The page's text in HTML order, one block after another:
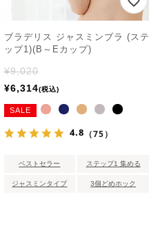
ブラデリス ジャスミンブラ (ステ
ップ1)(B～Eカップ)
¥9,020
¥6,314 税込
SALE
4.8 （75）
ベストセラー ステップ1 集める
ジャスミンタイプ 3個どめホック